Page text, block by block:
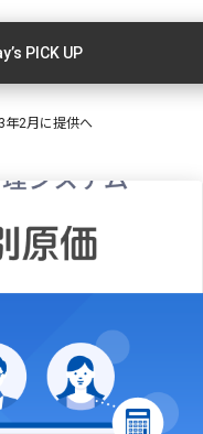
PICK UP
年2月に提供へ